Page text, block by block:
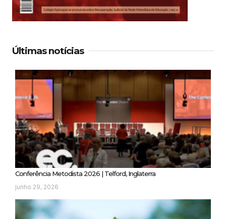
Últimas notícias
Conferência Metodista 2026 | Telford, Inglaterra
junho 29, 2026